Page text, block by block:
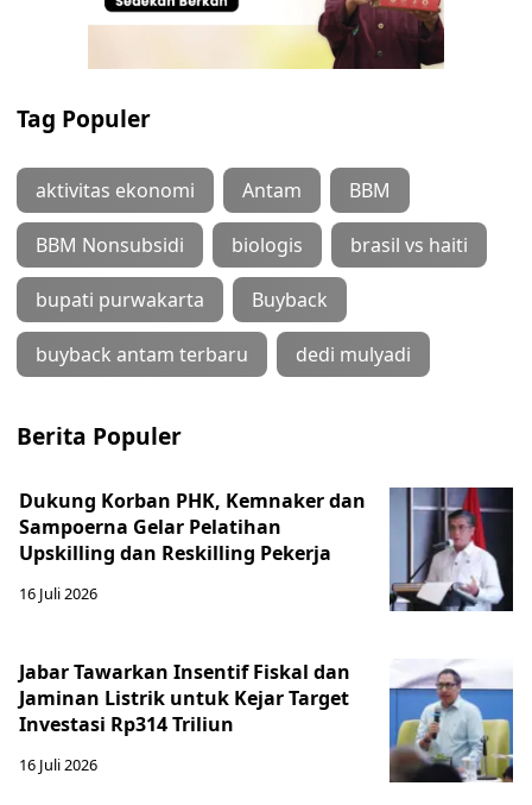
Tag Populer
aktivitas ekonomi Antam BBM
BBM Nonsubsidi biologis brasil vs haiti
bupati purwakarta Buyback
buyback antam terbaru dedi mulyadi
Berita Populer
Dukung Korban PHK, Kemnaker dan
Sampoerna Gelar Pelatihan
Upskilling dan Reskilling Pekerja
16 Juli 2026
Jabar Tawarkan Insentif Fiskal dan
Jaminan Listrik untuk Kejar Target
Investasi Rp314 Triliun
16 Juli 2026